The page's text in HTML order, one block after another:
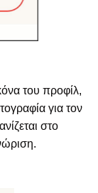
του προφίλ,
για τον
στο